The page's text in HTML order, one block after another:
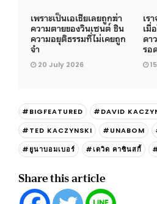
เพราะเป็นเอเชียเลยถูกฆ่า
ความตายของวินเซนต์ ชิน
ความอยุติธรรมที่ไม่เคยถูก
จำ
20 July 2026
เร
เมื่
ดา
รอ
#BIGFEATURED
#DAVID
#TED KACZYNSKI
#UNABOM
#ยูนาบอมเบอร์
#เดวิด คาซินสกี้
Share this article